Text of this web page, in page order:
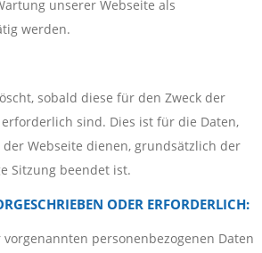
unserer Webseite als
werden.
sobald diese für den Zweck der
sind. Dies ist für die Daten,
Webseite dienen, grundsätzlich der
Sitzung beendet ist.
ODER ERFORDERLICH:
personenbezogenen Daten